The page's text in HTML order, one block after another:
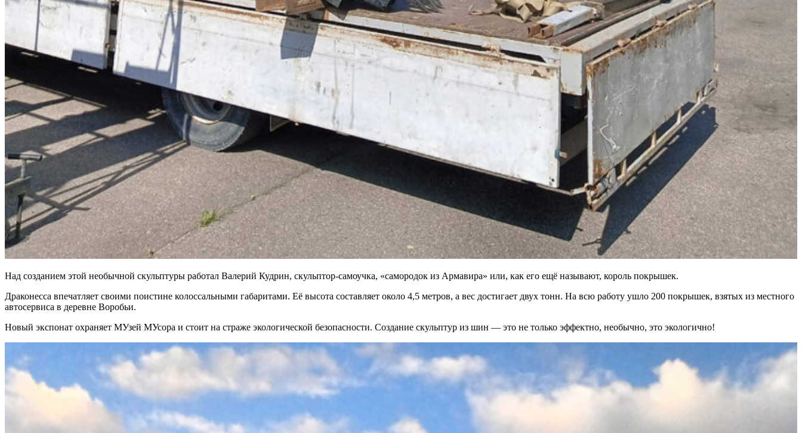
Над созданием этой необычной скульптуры работал Валерий Кудрин, скульптор-самоучка, «самородок из Армавира» или, как его ещё называют, король покрышек.
Драконесса впечатляет своими поистине колоссальными габаритами. Её высота составляет около 4,5 метров, а вес достигает двух тонн. На всю работу ушло 200 покрышек, взятых из местного
автосервиса в деревне Воробьи.
Новый экспонат охраняет МУзей МУсора и стоит на страже экологической безопасности. Создание скульптур из шин — это не только эффектно, необычно, это экологично!